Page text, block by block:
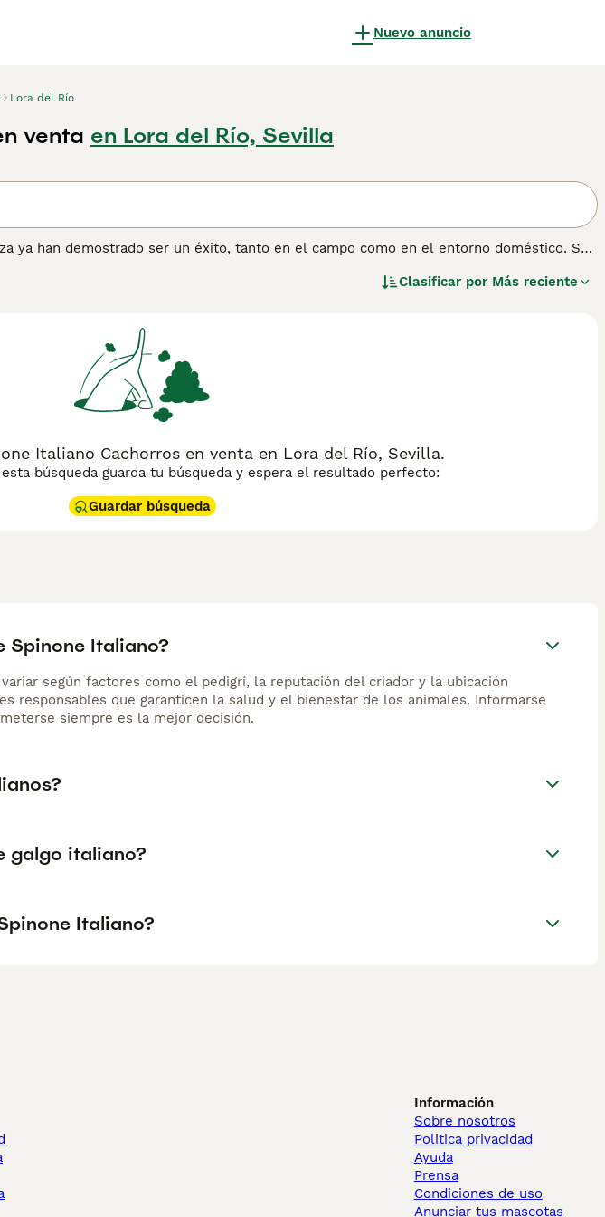
Nuevo anuncio
Lora del Río
venta en Lora del Río, Sevilla
ya han demostrado ser un éxito, tanto en el campo como en el entorno doméstico. Son
muy característico con sus bigotes, barbas y cejas, que le confieren un aspecto muy
Clasificar por Más reciente
Italiano Cachorros en venta en Lora del Río, Sevilla.
búsqueda guarda tu búsqueda y espera el resultado perfecto:
Guardar búsqueda
Spinone Italiano?
según factores como el pedigrí, la reputación del criador y la ubicación
responsables que garanticen la salud y el bienestar de los animales. Informarse
siempre es la mejor decisión.
galgo italiano?
Italiano?
Información
Sobre nosotros
Politica privacidad
Ayuda
Prensa
Condiciones de uso
Anunciar tus mascotas